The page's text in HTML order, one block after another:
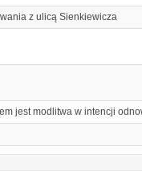
z ulicą Sienkiewicza
jest modlitwa w intencji